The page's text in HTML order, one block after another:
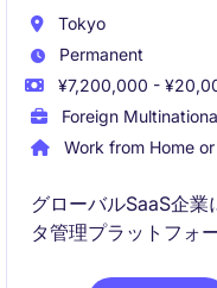
Tokyo
Permanent
¥7,200,000 -
Foreign
Work from Home
グローバルSaaS企
タ管理プラットフォ